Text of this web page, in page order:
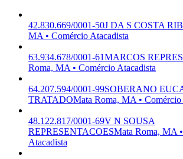
42.830.669/0001-50J DA S COSTA
MA • Comércio Atacadista
63.934.678/0001-61MARCOS
Roma, MA • Comércio Atacadista
64.207.594/0001-99SOBERANO
TRATADOMata Roma, MA • Comércio
48.122.817/0001-69V N SOUSA
REPRESENTACOESMata Roma, MA
Atacadista